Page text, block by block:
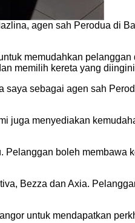
agen sah Perodua di
memudahkan
memilih kereta yang
sebagai agen sah
menyediakan
boleh
Bezza dan Axia.
untuk mendapatkan